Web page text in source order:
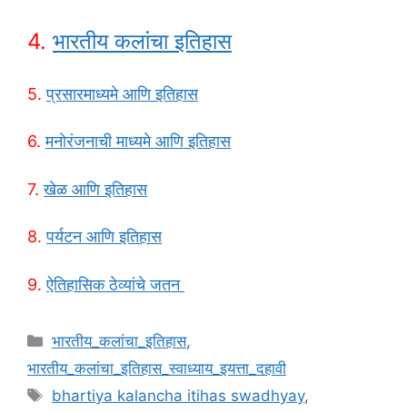
4. भारतीय कलांचा इतिहास
5.प्रसारमाध्यमे आणि इतिहास
6.मनोरंजनाची माध्यमे आणि इतिहास
7.खेळ आणि इतिहास
8.पर्यटन आणि इतिहास
9.ऐतिहासिक ठेव्यांचे जतन
Categories
भारतीय_कलांचा_इतिहास,
भारतीय_कलांचा_इतिहास_स्वाध्याय_इयत्ता_दहावी
Tags
bhartiya kalancha itihas swadhyay,